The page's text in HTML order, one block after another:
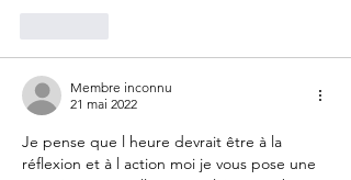
Membre inconnu
21 mai 2022
Je pense que l heure devrait être à la
réflexion et à l action moi je vous pose une